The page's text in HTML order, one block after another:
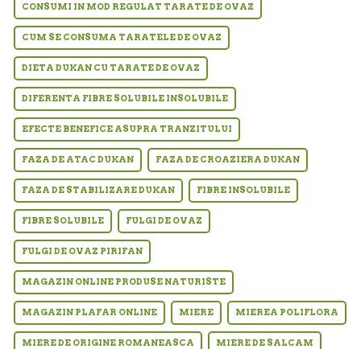
CONSUMI IN MOD REGULAT TARATE DE OVAZ
CUM SE CONSUMA TARATELE DE OVAZ
DIETA DUKAN CU TARATE DE OVAZ
DIFERENTA FIBRE SOLUBILE INSOLUBILE
EFECTE BENEFICE ASUPRA TRANZITULUI
FAZA DE ATAC DUKAN FAZA DE CROAZIERA DUKAN
FAZA DE STABILIZARE DUKAN FIBRE INSOLUBILE
FIBRE SOLUBILE FULGI DE OVAZ
FULGI DE OVAZ PIRIFAN
MAGAZIN ONLINE PRODUSE NATURISTE
MAGAZIN PLAFAR ONLINE MIERE MIEREA POLIFLORA
MIERE DE ORIGINE ROMANEASCA MIERE DE SALCAM